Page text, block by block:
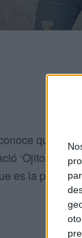
que le
‘Ojitos
es la primera